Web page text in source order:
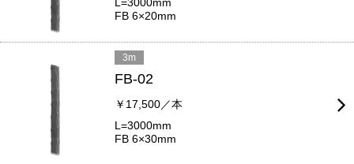
FB 6×20mm
3m
FB-02
￥17,500／本
L=3000mm
FB 6×30mm